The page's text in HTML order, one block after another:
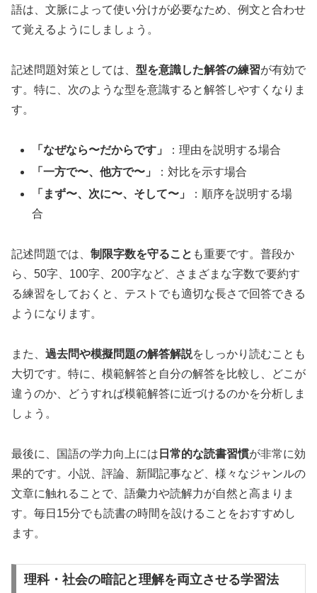
語は、文脈によって使い分けが必要なため、例文と合わせ
て覚えるようにしましょう。
記述問題対策としては、 型を意識した解答の練習が有効で
す。特に、次のような型を意識すると解答しやすくなりま
す。
「なぜなら〜だからです」
：理由を説明する場合
「一方で〜、他方で〜」
：対比を示す場合
「まず〜、次に〜、そして〜」
：順序を説明する場
合
記述問題では、 制限字数を守ること も重要です。普段か
ら、50字、100字、200字など、さまざまな字数で要約す
る練習をしておくと、テストでも適切な長さで回答できる
ようになります。
また、 過去問や模擬問題の解答解説をしっかり読むことも
大切です。特に、模範解答と自分の解答を比較し、どこが
違うのか、どうすれば模範解答に近づけるのかを分析しま
しょう。
最後に、国語の学力向上には 日常的な読書習慣が非常に効
果的です。小説、評論、新聞記事など、様々なジャンルの
文章に触れることで、語彙力や読解力が自然と高まりま
す。毎日15分でも読書の時間を設けることをおすすめし
ます。
理科・社会の暗記と理解を両立させる学習法